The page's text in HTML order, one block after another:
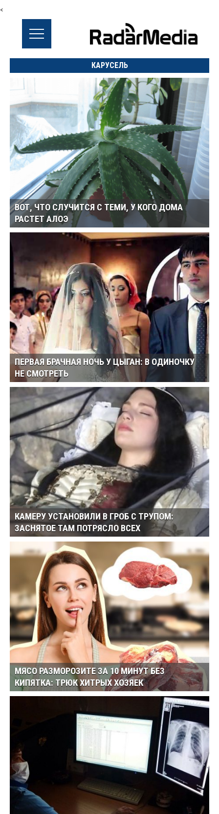
<
КАРУСЕЛЬ
ВОТ, ЧТО СЛУЧИТСЯ С ТЕМИ, У КОГО ДОМА
РАСТЕТ АЛОЭ
ПЕРВАЯ БРАЧНАЯ НОЧЬ У ЦЫГАН: В ОДИНОЧКУ
НЕ СМОТРЕТЬ
КАМЕРУ УСТАНОВИЛИ В ГРОБ С ТРУПОМ:
ЗАСНЯТОЕ ТАМ ПОТРЯСЛО ВСЕХ
МЯСО РАЗМОРОЗИТЕ ЗА 10 МИНУТ БЕЗ
КИПЯТКА: ТРЮК ХИТРЫХ ХОЗЯЕК